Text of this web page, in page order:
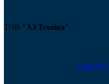
ТОВ "АЗ Техніка"
+380